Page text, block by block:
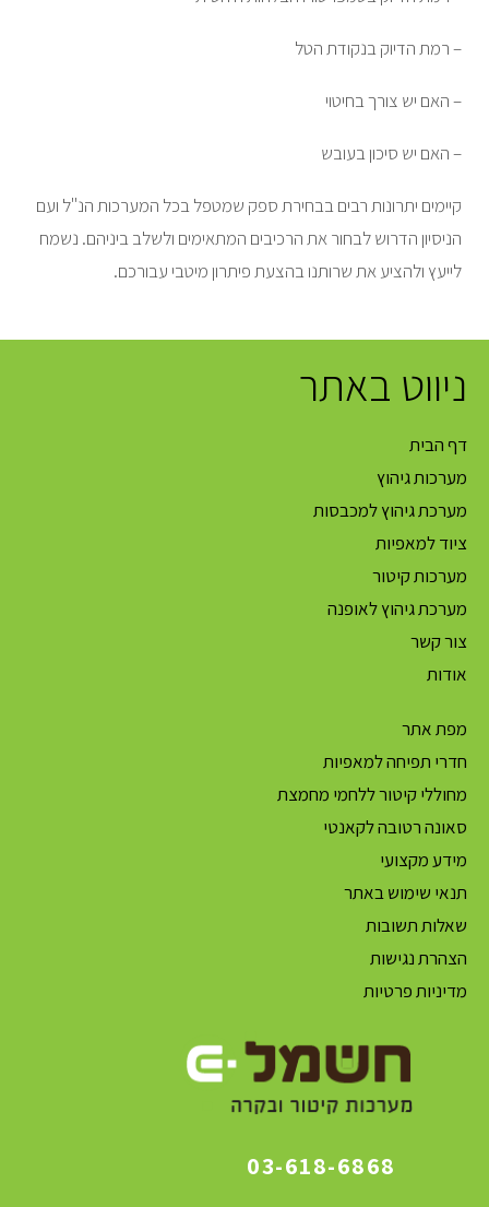
– רמת הדיוק בנקודת הטל
– האם יש צורך בחיטוי
– האם יש סיכון בעובש
קיימים יתרונות רבים בבחירת ספק שמטפל בכל המערכות הנ"ל ועם
הניסיון הדרוש לבחור את הרכיבים המתאימים ולשלב ביניהם. נשמח
לייעץ ולהציע את שרותנו בהצעת פיתרון מיטבי עבורכם.
ניווט באתר
דף הבית
מערכות גיהוץ
מערכת גיהוץ למכבסות
ציוד למאפיות
מערכות קיטור
מערכת גיהוץ לאופנה
צור קשר
אודות
מפת אתר
חדרי תפיחה למאפיות
מחוללי קיטור ללחמי מחמצת
סאונה רטובה לקאנטי
מידע מקצועי
תנאי שימוש באתר
שאלות תשובות
הצהרת נגישות
מדיניות פרטיות
03-618-6868